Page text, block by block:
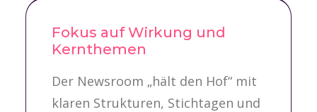
Fokus auf Wirkung und
Kernthemen
Der Newsroom „hält den Hof“ mit
klaren Strukturen, Stichtagen und